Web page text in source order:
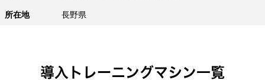
所在地 長野県
導入トレーニングマシン一覧